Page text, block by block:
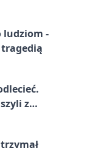
ludziom -
z